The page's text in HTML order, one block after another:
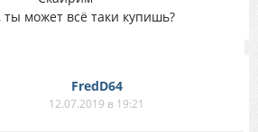
может всё таки купишь?
FredD64
12.07.2019 в 19:21